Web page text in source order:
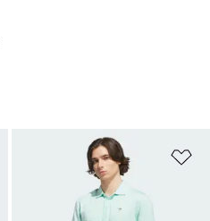
위시리스트 담기